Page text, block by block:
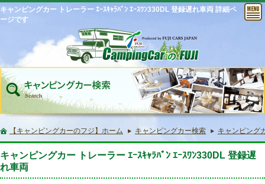
キャンピングカー トレーラー ｴｰｽｷｬﾗﾊﾞﾝ ｴｰｽﾜﾝ330DL 登録遅れ車両 詳細ペ
ージです
【キャンピングカーのフジ】ホーム キャンピングカー検索 キャンピング
キャンピングカー トレーラー ｴｰｽｷｬﾗﾊﾞﾝ ｴｰｽﾜﾝ330DL 登録遅
れ車両